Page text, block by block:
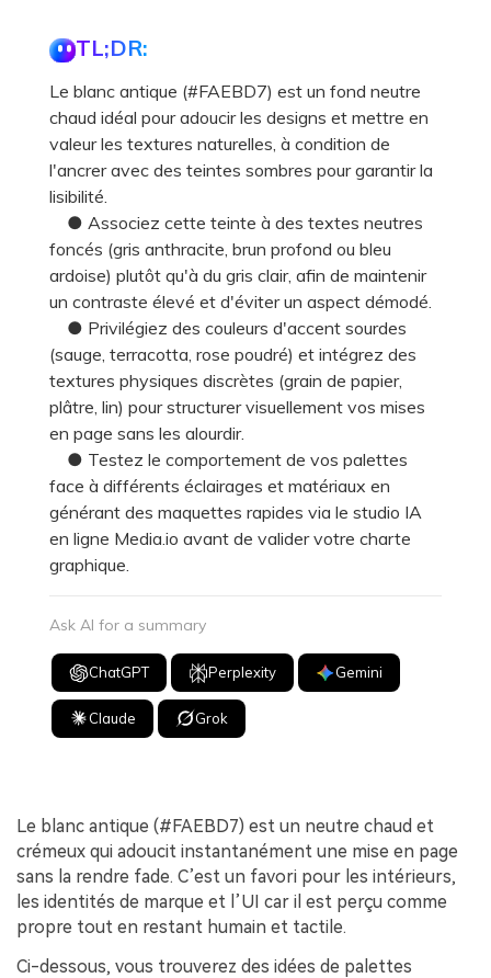
TL;DR:
Le blanc antique (#FAEBD7) est un fond neutre
chaud idéal pour adoucir les designs et mettre en
valeur les textures naturelles, à condition de
l'ancrer avec des teintes sombres pour garantir la
lisibilité.
● Associez cette teinte à des textes neutres
foncés (gris anthracite, brun profond ou bleu
ardoise) plutôt qu'à du gris clair, afin de maintenir
un contraste élevé et d'éviter un aspect démodé.
● Privilégiez des couleurs d'accent sourdes
(sauge, terracotta, rose poudré) et intégrez des
textures physiques discrètes (grain de papier,
plâtre, lin) pour structurer visuellement vos mises
en page sans les alourdir.
● Testez le comportement de vos palettes
face à différents éclairages et matériaux en
générant des maquettes rapides via le studio IA
en ligne Media.io avant de valider votre charte
graphique.
Ask AI for a summary
ChatGPT Perplexity Gemini
Claude Grok
Le blanc antique (#FAEBD7) est un neutre chaud et
crémeux qui adoucit instantanément une mise en page
sans la rendre fade. C’est un favori pour les intérieurs,
les identités de marque et l’UI car il est perçu comme
propre tout en restant humain et tactile.
Ci-dessous, vous trouverez des idées de palettes